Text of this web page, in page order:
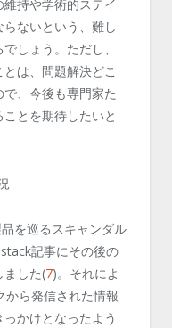
持や学術的ステイ
ないという、難し
しょう。ただし、
は、問題解決どこ
、今後も専門家た
とを期待したいと
を巡るスキャンダル
記事にその後の
した(7)。それによ
から発信された情報
かけとなったよう